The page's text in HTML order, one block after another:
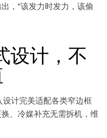
，”该发力时发力，该偷
设计，不
计完美适配各类窄边框
、冷媒补充无需拆机，维